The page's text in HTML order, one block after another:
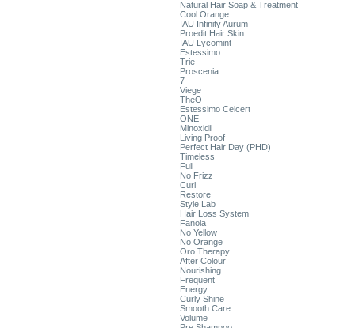
Natural Hair Soap & Treatment
Cool Orange
IAU Infinity Aurum
Proedit Hair Skin
IAU Lycomint
Estessimo
Trie
Proscenia
7
Viege
TheO
Estessimo Celcert
ONE
Minoxidil
Living Proof
Perfect Hair Day (PHD)
Timeless
Full
No Frizz
Curl
Restore
Style Lab
Hair Loss System
Fanola
No Yellow
No Orange
Oro Therapy
After Colour
Nourishing
Frequent
Energy
Curly Shine
Smooth Care
Volume